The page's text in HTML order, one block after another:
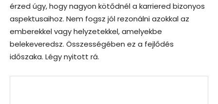
érzed úgy, hogy nagyon kötődnél a karriered bizonyos
aspektusaihoz. Nem fogsz jól rezonálni azokkal az
emberekkel vagy helyzetekkel, amelyekbe
belekeveredsz. Összességében ez a fejlődés
időszaka. Légy nyitott rá.